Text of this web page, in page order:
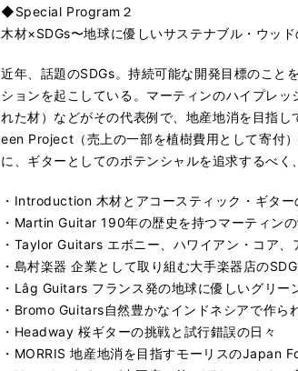
◆Special Program２
木材×SDGs〜地球に優しいサステナブル・ウッド
近年、話題のSDGs。持続可能な開発目標のこと
ションを起こしている。マーティンのハイプレ
れた材）などがその代表例で、地産地消を目指
een Project（売上の一部を植樹費用として寄付
に、ギターとしてのポテンシャルを追求するべ
・Introduction 木材とアコースティック・ギター
・Martin Guitar 190年の歴史を持つマーティン
・Taylor Guitars エボニー、ハワイアン・コア
・島村楽器 企業として取り組む大手楽器店の
・Lâg Guitars フランス発の地球に優しいグリー
・Bromo Guitars自然豊かなインドネシアで作ら
・Headway 桜ギターの挑戦と試行錯誤の日々
・MORRIS 地産地消を目指すモーリスのJapan